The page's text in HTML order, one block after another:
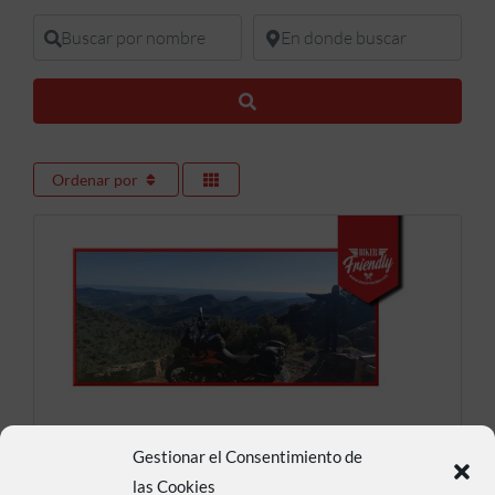
Gestionar el Consentimiento de
las Cookies
Buscar por nombre En donde buscar
Ordenar por
Mirador del Garbí.